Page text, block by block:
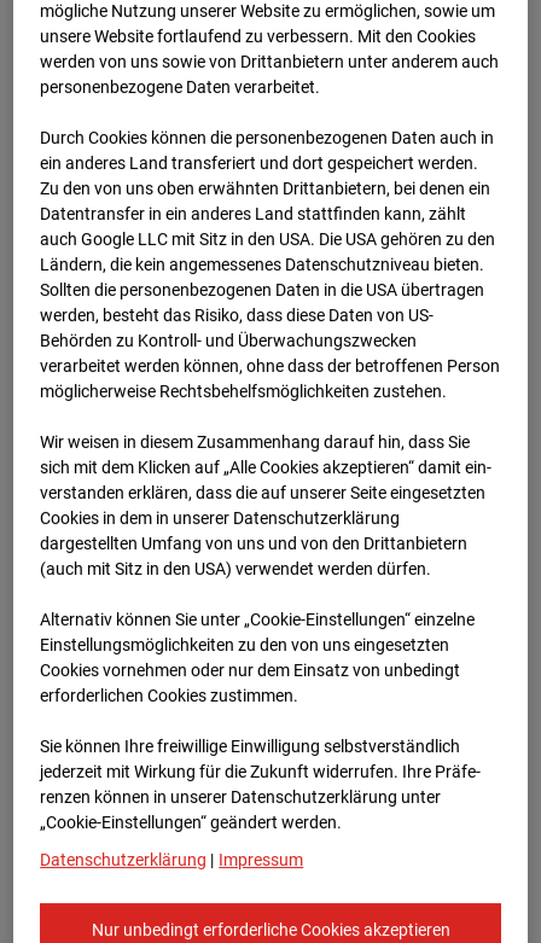
03.09.2025 07:05
mögliche Nutzung unserer Website zu ermöglichen, sowie um
unsere Website fortlaufend zu verbessern. Mit den Cookies
werden von uns sowie von Drittanbietern unter anderem auch
personenbezogene Daten verarbeitet.
Durch Cookies können die personenbezogenen Daten auch in
ein anderes Land transferiert und dort gespeichert werden.
Zu den von uns oben erwähnten Drittanbietern, bei denen ein
Datentransfer in ein anderes Land stattfinden kann, zählt
auch Google LLC mit Sitz in den USA. Die USA gehören zu den
Ländern, die kein angemessenes Datenschutzniveau bieten.
Sollten die personenbezogenen Daten in die USA übertragen
werden, besteht das Risiko, dass diese Daten von US-
Behörden zu Kontroll- und Überwachungszwecken
verarbeitet werden können, ohne dass der betroffenen Person
möglicherweise Rechtsbehelfsmöglichkeiten zustehen.
Wir weisen in diesem Zusammenhang darauf hin, dass Sie
sich mit dem Klicken auf „Alle Cookies akzeptieren“ damit ein­
ver­standen erklären, dass die auf unserer Seite eingesetzten
Cookies in dem in unserer Datenschutzerklärung
dargestellten Umfang von uns und von den Drittanbietern
(auch mit Sitz in den USA) verwendet werden dürfen.
Alternativ können Sie unter „Cookie-Einstellungen“ einzelne
Einstellungsmöglichkeiten zu den von uns eingesetzten
Cookies vornehmen oder nur dem Einsatz von unbedingt
erforderlichen Cookies zustimmen.
Sie können Ihre freiwillige Einwilligung selbstverständlich
jederzeit mit Wirkung für die Zukunft widerrufen. Ihre Prä­fe­
renzen können in unserer Datenschutzerklärung unter
„Cookie-Einstellungen“ geändert werden.
Datenschutzerklärung | Impressum
Nur unbedingt erforderliche Cookies akzeptieren